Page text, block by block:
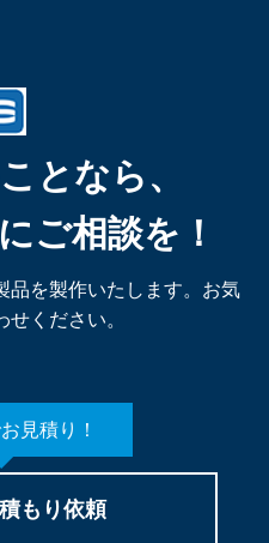
となら、
ご相談を！
品を製作いたします。お気
ください。
もり依頼
見積り！